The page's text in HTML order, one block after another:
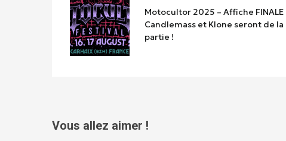
Motocultor 2025 – Affiche FINALE
Candlemass et Klone seront de la
partie !
Vous allez aimer !